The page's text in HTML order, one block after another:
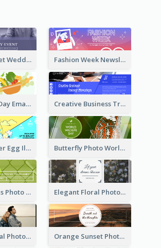
Elegant Violet Wedding Theme Email Header Design Fashion Week Newsletter Email Header
Vegetarian Day Email Header Creative Business Training Email Header
Vibrant Easter Egg Illustration Email Header Design Butterfly Photo World Wildlife Day Email Header
Green Tennis Photo Tennis Tournament Email Header Elegant Floral Photo Blossom Spring Email Header
Black Minimal Photo Valentines Day Email Heade Orange Sunset Photo Enjoy Sunset Email Header